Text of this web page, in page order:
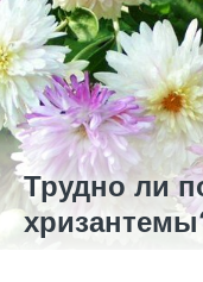
Трудно ли